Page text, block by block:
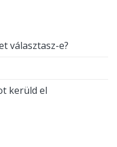
választasz-e?
kerüld el